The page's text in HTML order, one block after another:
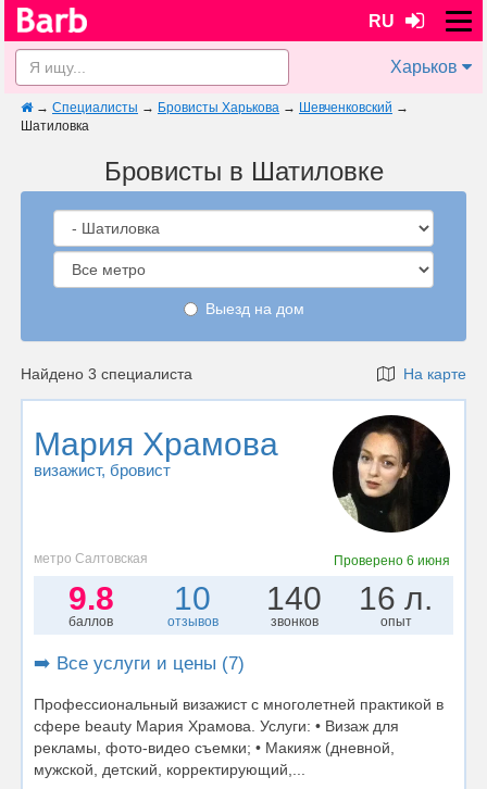
RU
Харьков
→ Специалисты → Бровисты Харькова → Шевченковский →
Шатиловка
Бровисты в Шатиловке
Выезд на дом
Найдено 3 специалиста На карте
Мария Храмова
визажист, бровист
метро Салтовская Проверено 6 июня
9.8
баллов
10
отзывов
140
звонков
16 л.
опыт
➡️ Все услуги и цены (7)
Профессиональный визажист с многолетней практикой в
сфере beauty Мария Храмова. Услуги: • Визаж для
рекламы, фото-видео съемки; • Макияж (дневной,
мужской, детский, корректирующий,...